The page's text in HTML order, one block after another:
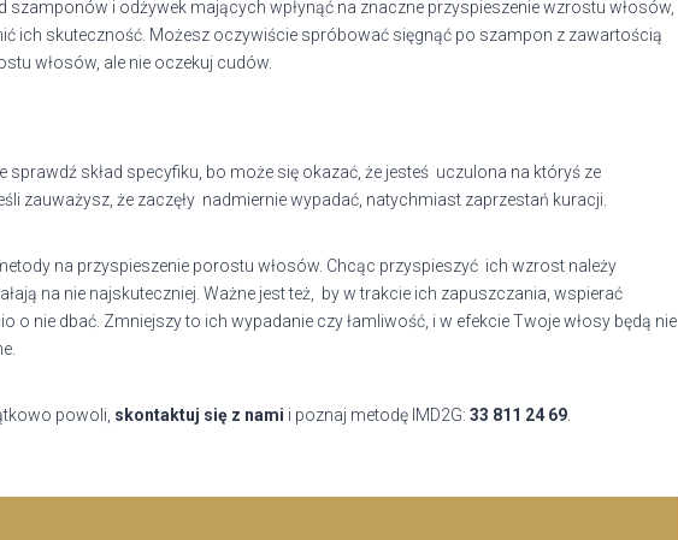
i odżywek mających wpłynąć na znaczne przyspieszenie wzrostu włosów,
ich skuteczność. Możesz oczywiście spróbować sięgnąć po szampon z zawartością
włosów, ale nie oczekuj cudów.
skład specyfiku, bo może się okazać, że jesteś uczulona na któryś ze
zauważysz, że zaczęły nadmiernie wypadać, natychmiast zaprzestań kuracji.
na przyspieszenie porostu włosów. Chcąc przyspieszyć ich wzrost należy
na nie najskuteczniej. Ważne jest też, by w trakcie ich zapuszczania, wspierać
o nie dbać. Zmniejszy to ich wypadanie czy łamliwość, i w efekcie Twoje włosy będą nie
powoli, skontaktuj się z nami i poznaj metodę IMD2G: 33 811 24 69.